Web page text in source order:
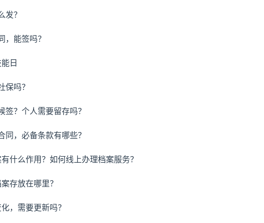
发？
，能签吗？
日
保吗？
签？个人需要留存吗？
同，必备条款有哪些？
什么作用？如何线上办理档案服务？
存放在哪里？
，需要更新吗？